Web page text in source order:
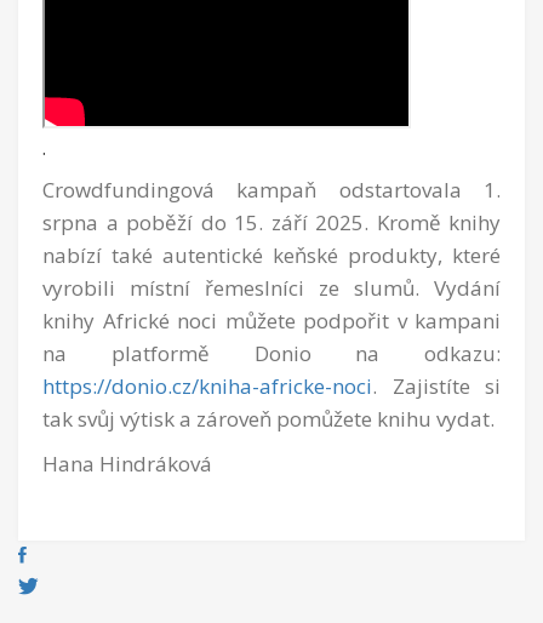
.
Crowdfundingová kampaň odstartovala 1.
srpna a poběží do 15. září 2025. Kromě knihy
nabízí také autentické keňské produkty, které
vyrobili místní řemeslníci ze slumů. Vydání
knihy Africké noci můžete podpořit v kampani
na platformě Donio na odkazu:
https://donio.cz/kniha-africke-noci. Zajistíte si
tak svůj výtisk a zároveň pomůžete knihu vydat.
Hana Hindráková